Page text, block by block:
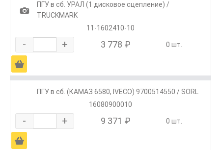
1
ПГУ в сб. УРАЛ (1 дисковое сцепление) /
TRUCKMARK
11-1602410-10
- + 3 778 ₽ 0 шт.
Ä
ПГУ в сб. (КАМАЗ 6580, IVECO) 9700514550 / SORL
16080900010
- + 9 371 ₽ 0 шт.
Ä